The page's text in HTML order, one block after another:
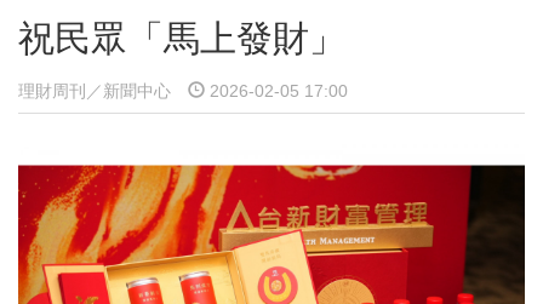
祝民眾「馬上發財」
理財周刊／新聞中心 2026-02-05 17:00